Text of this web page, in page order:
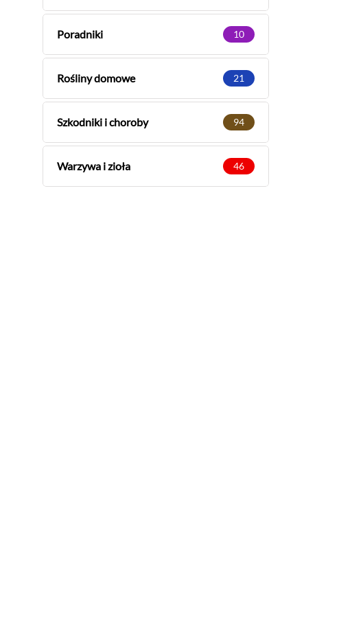
Poradniki 10
Rośliny domowe 21
Szkodniki i choroby 94
Warzywa i zioła 46